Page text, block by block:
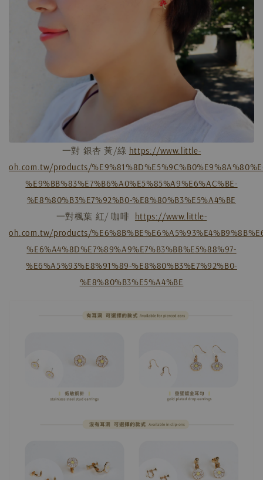
一對 銀杏 黃/綠 https://www.little-
oh.com.tw/products/
%E9%BB%83%E7%B6%A0%E5%85%A9%E6%AC%BE-
%E8%80%B3%E7%92%B0-%E8%80%B3%E5%A4%BE
一對楓葉 紅/ 咖啡 https://www.little-
oh.com.tw/products/
%E6%A4%8D%E7%89%A9%E7%B3%BB%E5%88%97-
%E6%A5%93%E8%91%89-%E8%80%B3%E7%92%B0-
%E8%80%B3%E5%A4%BE